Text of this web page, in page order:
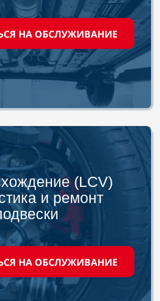
НА ОБСЛУЖИВАНИЕ
(LCV)
и ремонт
НА ОБСЛУЖИВАНИЕ